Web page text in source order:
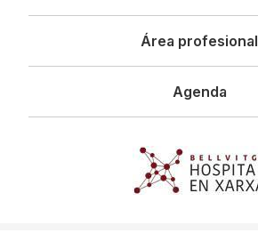
Área profesional
Agenda